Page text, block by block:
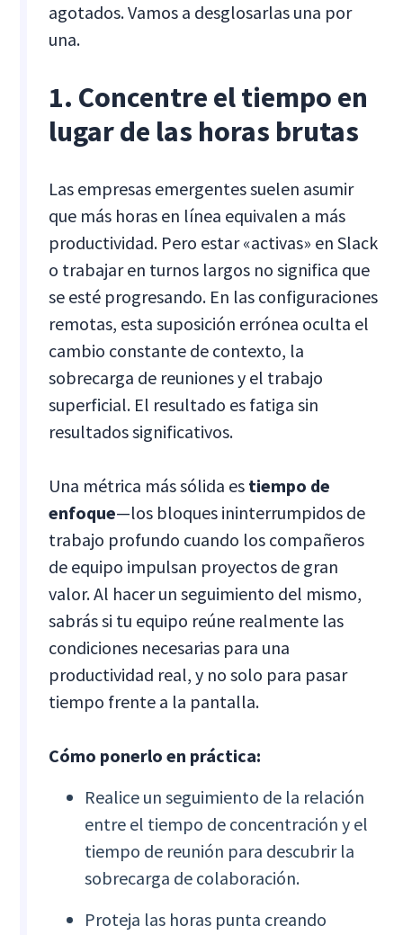
agotados. Vamos a desglosarlas una por
una.
1. Concentre el tiempo en
lugar de las horas brutas
Las empresas emergentes suelen asumir
que más horas en línea equivalen a más
productividad. Pero estar «activas» en Slack
o trabajar en turnos largos no significa que
se esté progresando. En las configuraciones
remotas, esta suposición errónea oculta el
cambio constante de contexto, la
sobrecarga de reuniones y el trabajo
superficial. El resultado es fatiga sin
resultados significativos.
Una métrica más sólida es tiempo de
enfoque—los bloques ininterrumpidos de
trabajo profundo cuando los compañeros
de equipo impulsan proyectos de gran
valor. Al hacer un seguimiento del mismo,
sabrás si tu equipo reúne realmente las
condiciones necesarias para una
productividad real, y no solo para pasar
tiempo frente a la pantalla.
Cómo ponerlo en práctica:
Realice un seguimiento de la relación
entre el tiempo de concentración y el
tiempo de reunión para descubrir la
sobrecarga de colaboración.
Proteja las horas punta creando